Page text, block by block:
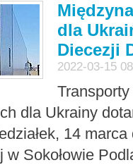
dla
Diecezji
2022-03-15
dla Ukrainy
14
Sokołowie